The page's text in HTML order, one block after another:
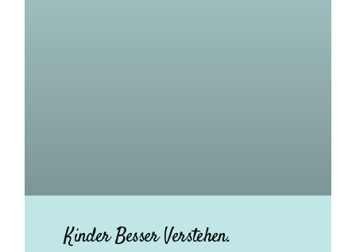
Kinder Besser Verstehen.